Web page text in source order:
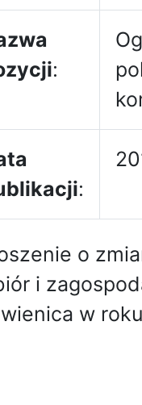
:
:
o
i
w